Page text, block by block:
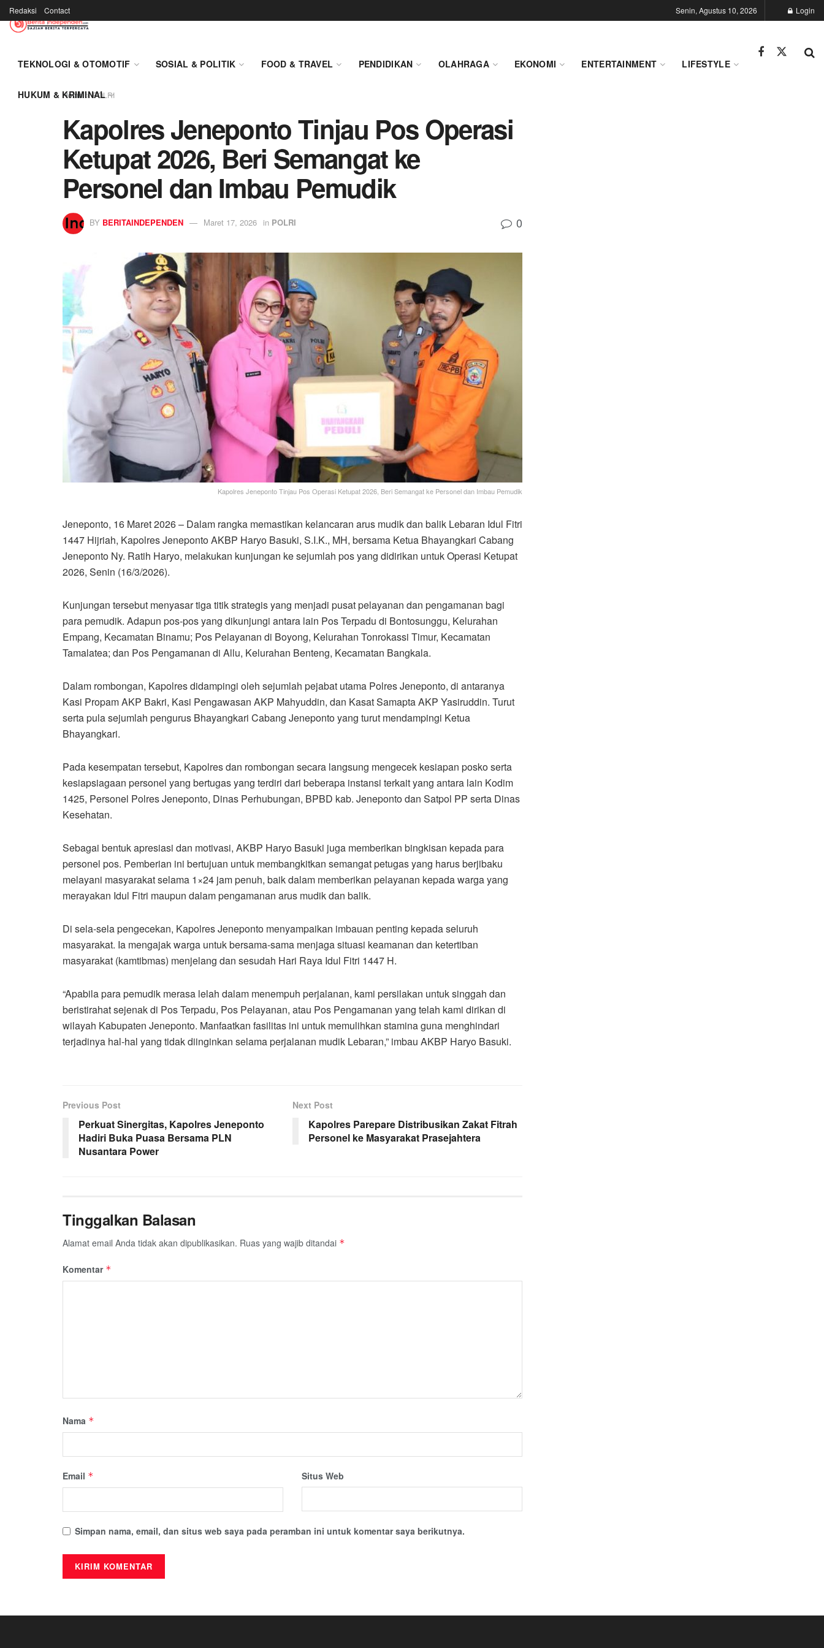
Redaksi Contact Senin, Agustus 10, 2026 Login
TEKNOLOGI & OTOMOTIF SOSIAL & POLITIK FOOD & TRAVEL PENDIDIKAN OLAHRAGA EKONOMI ENTERTAINMENT LIFESTYLE
HUKUM & KRIMINAL
Home POLRI
Kapolres Jeneponto Tinjau Pos Operasi
Ketupat 2026, Beri Semangat ke
Personel dan Imbau Pemudik
BY BERITAINDEPENDEN Maret 17, 2026 in POLRI 0
Kapolres Jeneponto Tinjau Pos Operasi Ketupat 2026, Beri Semangat ke Personel dan Imbau Pemudik
Jeneponto, 16 Maret 2026 – Dalam rangka memastikan kelancaran arus mudik dan balik Lebaran Idul Fitri
1447 Hijriah, Kapolres Jeneponto AKBP Haryo Basuki, S.I.K., MH, bersama Ketua Bhayangkari Cabang
Jeneponto Ny. Ratih Haryo, melakukan kunjungan ke sejumlah pos yang didirikan untuk Operasi Ketupat
2026, Senin (16/3/2026).
Kunjungan tersebut menyasar tiga titik strategis yang menjadi pusat pelayanan dan pengamanan bagi
para pemudik. Adapun pos-pos yang dikunjungi antara lain Pos Terpadu di Bontosunggu, Kelurahan
Empang, Kecamatan Binamu; Pos Pelayanan di Boyong, Kelurahan Tonrokassi Timur, Kecamatan
Tamalatea; dan Pos Pengamanan di Allu, Kelurahan Benteng, Kecamatan Bangkala.
Dalam rombongan, Kapolres didampingi oleh sejumlah pejabat utama Polres Jeneponto, di antaranya
Kasi Propam AKP Bakri, Kasi Pengawasan AKP Mahyuddin, dan Kasat Samapta AKP Yasiruddin. Turut
serta pula sejumlah pengurus Bhayangkari Cabang Jeneponto yang turut mendampingi Ketua
Bhayangkari.
Pada kesempatan tersebut, Kapolres dan rombongan secara langsung mengecek kesiapan posko serta
kesiapsiagaan personel yang bertugas yang terdiri dari beberapa instansi terkait yang antara lain Kodim
1425, Personel Polres Jeneponto, Dinas Perhubungan, BPBD kab. Jeneponto dan Satpol PP serta Dinas
Kesehatan.
Sebagai bentuk apresiasi dan motivasi, AKBP Haryo Basuki juga memberikan bingkisan kepada para
personel pos. Pemberian ini bertujuan untuk membangkitkan semangat petugas yang harus berjibaku
melayani masyarakat selama 1×24 jam penuh, baik dalam memberikan pelayanan kepada warga yang
merayakan Idul Fitri maupun dalam pengamanan arus mudik dan balik.
Di sela-sela pengecekan, Kapolres Jeneponto menyampaikan imbauan penting kepada seluruh
masyarakat. Ia mengajak warga untuk bersama-sama menjaga situasi keamanan dan ketertiban
masyarakat (kamtibmas) menjelang dan sesudah Hari Raya Idul Fitri 1447 H.
“Apabila para pemudik merasa lelah dalam menempuh perjalanan, kami persilakan untuk singgah dan
beristirahat sejenak di Pos Terpadu, Pos Pelayanan, atau Pos Pengamanan yang telah kami dirikan di
wilayah Kabupaten Jeneponto. Manfaatkan fasilitas ini untuk memulihkan stamina guna menghindari
terjadinya hal-hal yang tidak diinginkan selama perjalanan mudik Lebaran,” imbau AKBP Haryo Basuki.
Previous Post
Perkuat Sinergitas, Kapolres Jeneponto
Hadiri Buka Puasa Bersama PLN
Nusantara Power
Next Post
Kapolres Parepare Distribusikan Zakat Fitrah
Personel ke Masyarakat Prasejahtera
Tinggalkan Balasan
Alamat email Anda tidak akan dipublikasikan. Ruas yang wajib ditandai *
Komentar *
Nama *
Email * Situs Web
Simpan nama, email, dan situs web saya pada peramban ini untuk komentar saya berikutnya.